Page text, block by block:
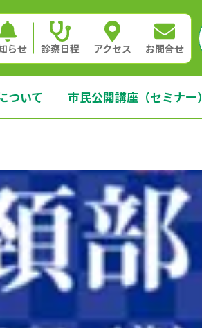
らせ 診察日程 アクセス お問合せ
ついて 市民公開講座（セミナー）